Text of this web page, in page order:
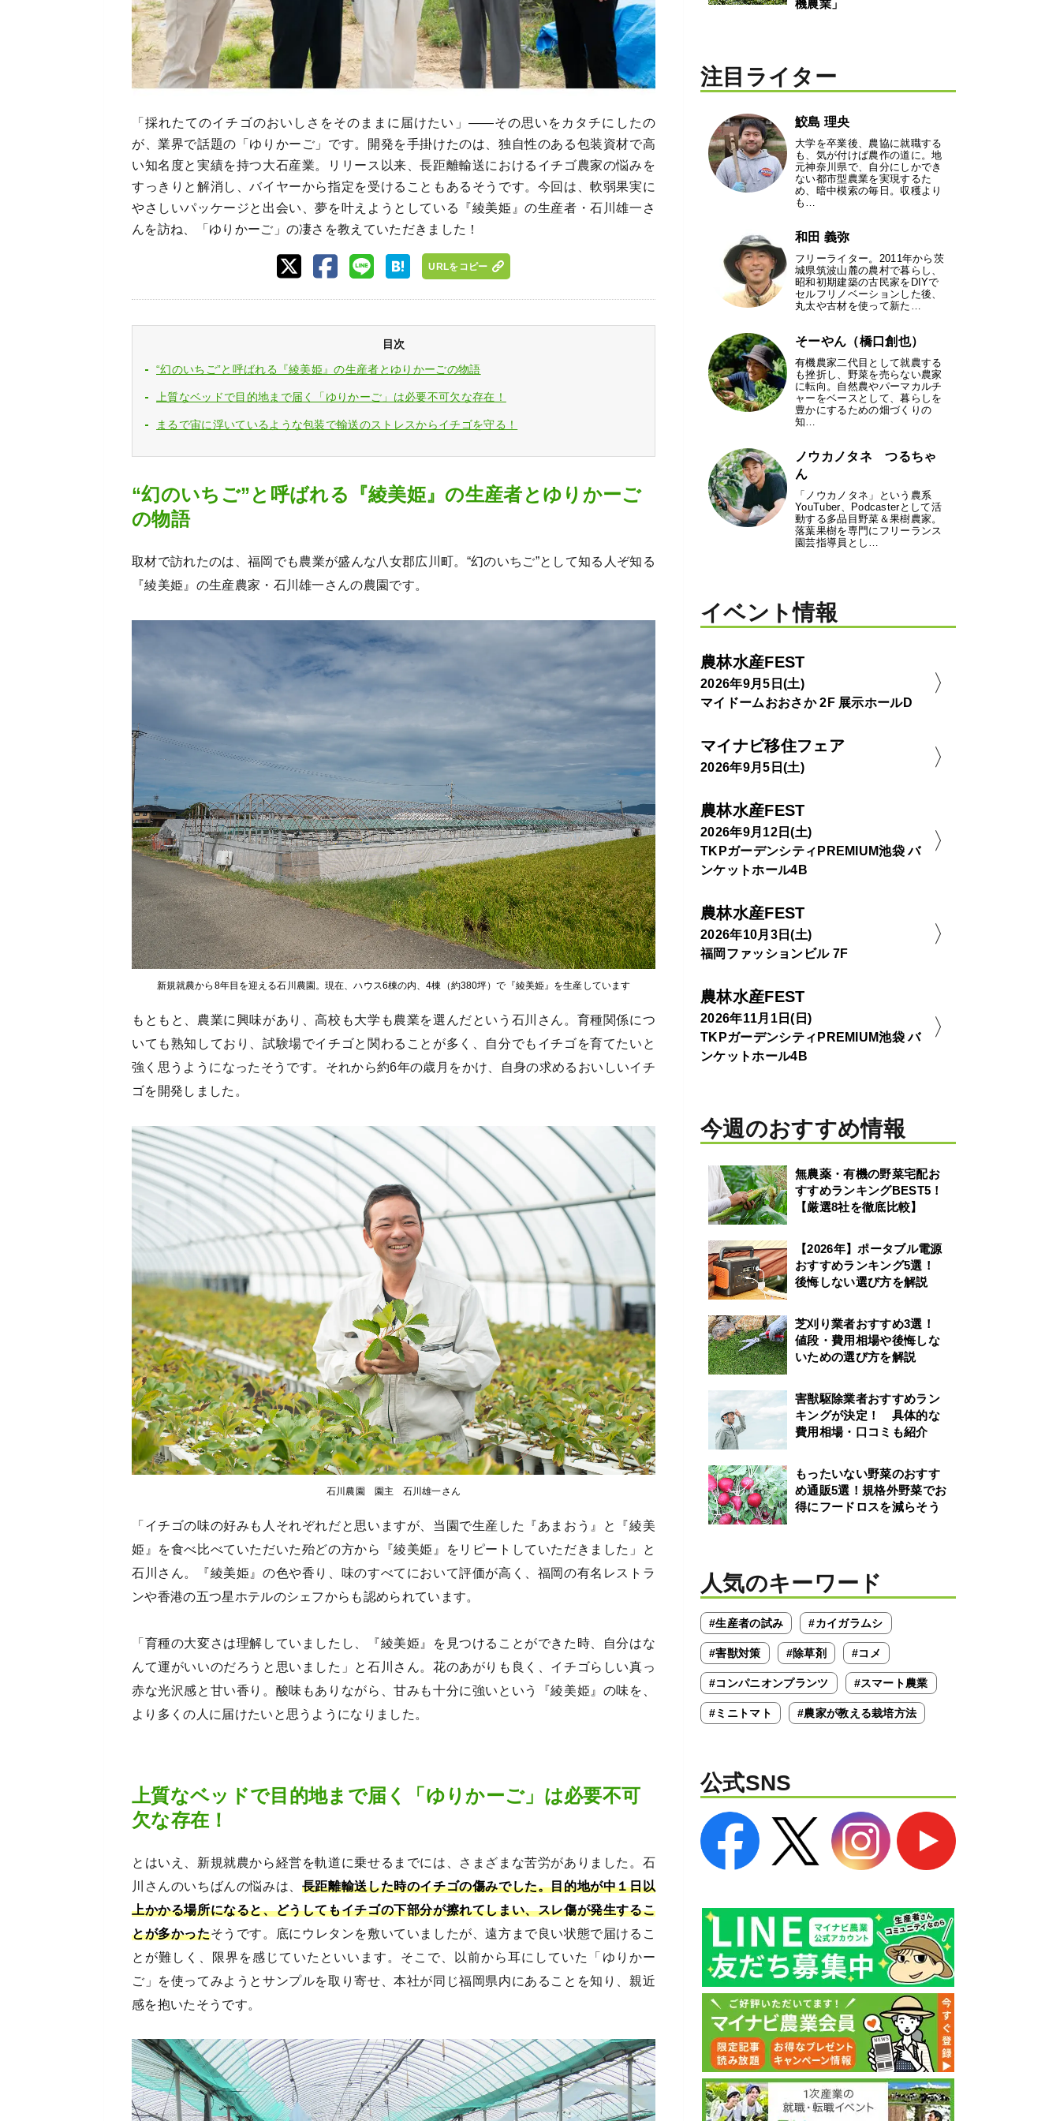
「採れたてのイチゴのおいしさをそのままに届けたい」――その思いをカタチにしたの
が、業界で話題の「ゆりかーご」です。開発を手掛けたのは、独自性のある包装資材で高
い知名度と実績を持つ大石産業。リリース以来、長距離輸送におけるイチゴ農家の悩みを
すっきりと解消し、バイヤーから指定を受けることもあるそうです。今回は、軟弱果実に
やさしいパッケージと出会い、夢を叶えようとしている『綾美姫』の生産者・石川雄一さ
んを訪ね、「ゆりかーご」の凄さを教えていただきました！
URLをコピー
目次
“幻のいちご”と呼ばれる『綾美姫』の生産者とゆりかーごの物語
上質なベッドで目的地まで届く「ゆりかーご」は必要不可欠な存在！
まるで宙に浮いているような包装で輸送のストレスからイチゴを守る！
“幻のいちご”と呼ばれる『綾美姫』の生産者とゆりかーご
の物語
取材で訪れたのは、福岡でも農業が盛んな八女郡広川町。“幻のいちご”として知る人ぞ知る
『綾美姫』の生産農家・石川雄一さんの農園です。
新規就農から8年目を迎える石川農園。現在、ハウス6棟の内、4棟（約380坪）で『綾美姫』を生産しています
もともと、農業に興味があり、高校も大学も農業を選んだという石川さん。育種関係につ
いても熟知しており、試験場でイチゴと関わることが多く、自分でもイチゴを育てたいと
強く思うようになったそうです。それから約6年の歳月をかけ、自身の求めるおいしいイチ
ゴを開発しました。
石川農園 園主 石川雄一さん
「イチゴの味の好みも人それぞれだと思いますが、当園で生産した『あまおう』と『綾美
姫』を食べ比べていただいた殆どの方から『綾美姫』をリピートしていただきました」と
石川さん。『綾美姫』の色や香り、味のすべてにおいて評価が高く、福岡の有名レストラ
ンや香港の五つ星ホテルのシェフからも認められています。
「育種の大変さは理解していましたし、『綾美姫』を見つけることができた時、自分はな
んて運がいいのだろうと思いました」と石川さん。花のあがりも良く、イチゴらしい真っ
赤な光沢感と甘い香り。酸味もありながら、甘みも十分に強いという『綾美姫』の味を、
より多くの人に届けたいと思うようになりました。
上質なベッドで目的地まで届く「ゆりかーご」は必要不可
欠な存在！
とはいえ、新規就農から経営を軌道に乗せるまでには、さまざまな苦労がありました。石
川さんのいちばんの悩みは、 長距離輸送した時のイチゴの傷みでした。目的地が中１日以
上かかる場所になると、どうしてもイチゴの下部分が擦れてしまい、スレ傷が発生するこ
とが多かったそうです。底にウレタンを敷いていましたが、遠方まで良い状態で届けるこ
とが難しく、限界を感じていたといいます。そこで、以前から耳にしていた「ゆりかー
ご」を使ってみようとサンプルを取り寄せ、本社が同じ福岡県内にあることを知り、親近
感を抱いたそうです。
機農業」
注目ライター
鮫島 理央
大学を卒業後、農協に就職する
も、気が付けば農作の道に。地
元神奈川県で、自分にしかでき
ない都市型農業を実現するた
め、暗中模索の毎日。収穫より
も…
和田 義弥
フリーライター。2011年から茨
城県筑波山麓の農村で暮らし、
昭和初期建築の古民家をDIYで
セルフリノベーションした後、
丸太や古材を使って新た…
そーやん（橋口創也）
有機農家二代目として就農する
も挫折し、野菜を売らない農家
に転向。自然農やパーマカルチ
ャーをベースとして、暮らしを
豊かにするための畑づくりの
知…
ノウカノタネ つるちゃ
ん
「ノウカノタネ」という農系
YouTuber、Podcasterとして活
動する多品目野菜＆果樹農家。
落葉果樹を専門にフリーランス
園芸指導員とし…
イベント情報
農林水産FEST
2026年9月5日(土)
マイドームおおさか 2F 展示ホールD
マイナビ移住フェア
2026年9月5日(土)
農林水産FEST
2026年9月12日(土)
TKPガーデンシティPREMIUM池袋 バ
ンケットホール4B
農林水産FEST
2026年10月3日(土)
福岡ファッションビル 7F
農林水産FEST
2026年11月1日(日)
TKPガーデンシティPREMIUM池袋 バ
ンケットホール4B
今週のおすすめ情報
無農薬・有機の野菜宅配お
すすめランキングBEST5！
【厳選8社を徹底比較】
【2026年】ポータブル電源
おすすめランキング5選！
後悔しない選び方を解説
芝刈り業者おすすめ3選！
値段・費用相場や後悔しな
いための選び方を解説
害獣駆除業者おすすめラン
キングが決定！ 具体的な
費用相場・口コミも紹介
もったいない野菜のおすす
め通販5選！規格外野菜でお
得にフードロスを減らそう
人気のキーワード
#生産者の試み #カイガラムシ
#害獣対策 #除草剤 #コメ
#コンパニオンプランツ #スマート農業
#ミニトマト #農家が教える栽培方法
公式SNS